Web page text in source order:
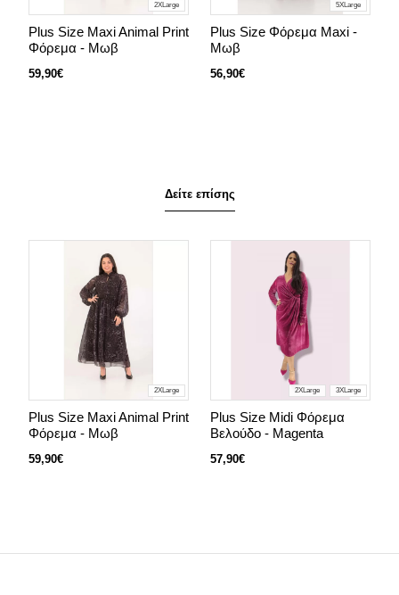
2XLarge
Plus Size Maxi Animal Print
Φόρεμα - Μωβ
59,90€
5XLarge
Plus Size Φόρεμα Maxi -
Μωβ
56,90€
Δείτε επίσης
2XLarge
Plus Size Maxi Animal Print
Φόρεμα - Μωβ
59,90€
2XLarge 3XLarge
Plus Size Midi Φόρεμα
Βελούδο - Magenta
57,90€